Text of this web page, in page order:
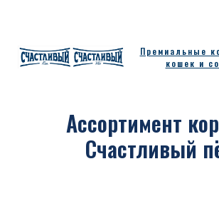
Премиальные
кошек и
Ассортимент
Счастливый